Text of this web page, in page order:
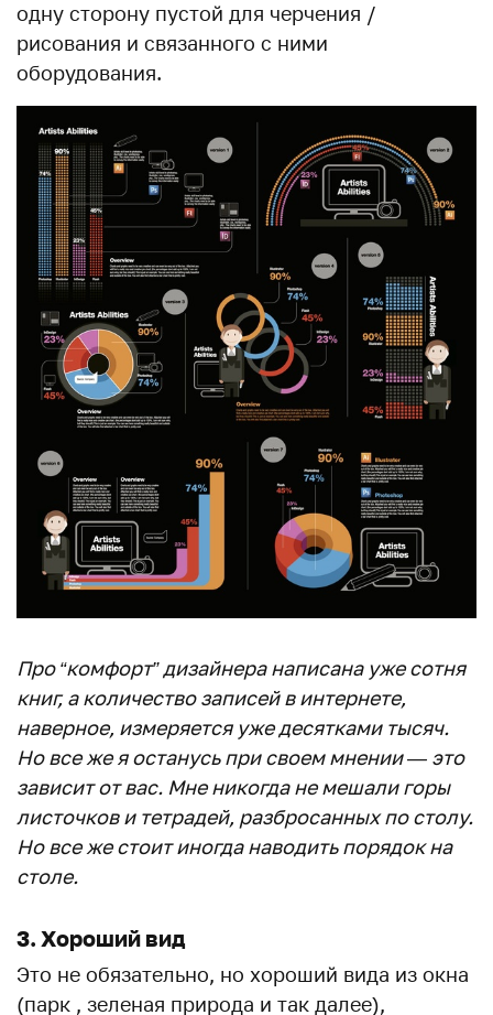
одну сторону пустой для черчения /
рисования и связанного с ними
оборудования.
Про “комфорт” дизайнера написана уже сотня
книг, а количество записей в интернете,
наверное, измеряется уже десятками тысяч.
Но все же я останусь при своем мнении — это
зависит от вас. Мне никогда не мешали горы
листочков и тетрадей, разбросанных по столу.
Но все же стоит иногда наводить порядок на
столе.
3. Хороший вид
Это не обязательно, но хороший вида из окна
(парк , зеленая природа и так далее),